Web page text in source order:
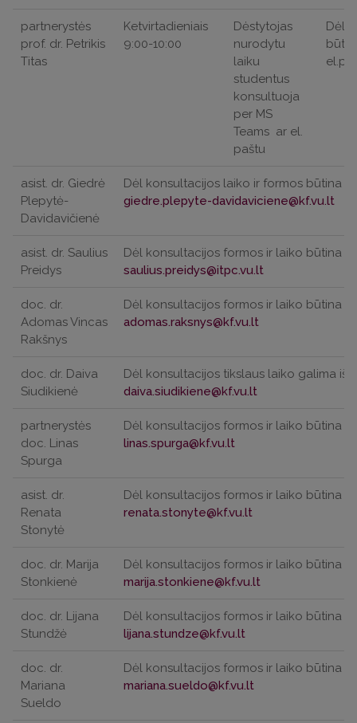
partnerystės
prof. dr. Petrikis
Titas
Ketvirtadieniais
9:00-10:00
Dėstytojas
nurodytu
laiku
studentus
konsultuoja
per MS
Teams ar el.
paštu
Dėl
asist. dr. Giedrė
Plepytė-
Davidavičienė
Dėl konsultacijos laiko ir formos būtina
asist. dr. Saulius
Preidys
Dėl konsultacijos formos ir laiko būtina
doc. dr.
Adomas Vincas
Rakšnys
Dėl konsultacijos formos ir laiko būtina
doc. dr. Daiva
Siudikienė
Dėl konsultacijos tikslaus laiko galima iš
partnerystės
doc. Linas
Spurga
Dėl konsultacijos formos ir laiko būtina
asist. dr.
Renata
Stonytė
Dėl konsultacijos formos ir laiko būtina
doc. dr. Marija
Stonkienė
Dėl konsultacijos formos ir laiko būtina
doc. dr. Lijana
Stundžė
Dėl konsultacijos formos ir laiko būtina
doc. dr.
Mariana
Sueldo
Dėl konsultacijos formos ir laiko būtina